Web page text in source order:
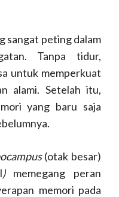
sangat peting dalam
Tanpa tidur,
untuk memperkuat
alami. Setelah itu,
yang baru saja
(otak besar)
) memegang peran
memori pada